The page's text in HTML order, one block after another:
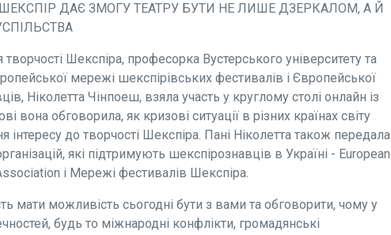
ДАЄ ЗМОГУ ТЕАТРУ БУТИ НЕ ЛИШЕ ДЗЕРКАЛОМ, А Й
Шекспіра, професорка Вустерського університету та
мережі шекспірівських фестивалів і Європейської
Ніколетта Чінпоеш, взяла участь у круглому столі онлайн із
вона обговорила, як кризові ситуації в різних країнах світу
інтересу до творчості Шекспіра. Пані Ніколетта також передала
які підтримують шекспірознавців в Україні - European
і Мережі фестивалів Шекспіра.
мати можливість сьогодні бути з вами та обговорити, чому у
будь то міжнародні конфлікти, громадянські